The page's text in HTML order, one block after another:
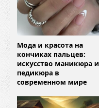
Мода и красота на
кончиках пальцев:
искусство маникюра и
педикюра в
современном мире